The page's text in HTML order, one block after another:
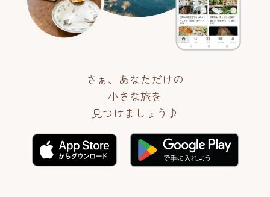
さぁ、あなただけの
小さな旅を
見つけましょう♪